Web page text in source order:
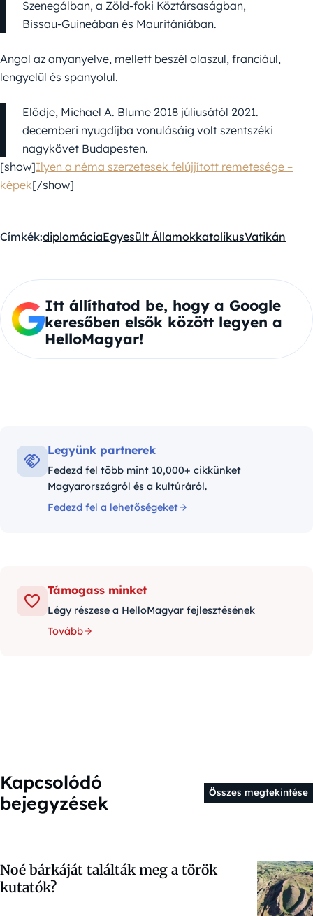
Szenegálban, a Zöld-foki Köztársaságban,
Bissau-Guineában és Mauritániában.
Angol az anyanyelve, mellett beszél olaszul, franciául,
lengyelül és spanyolul.
Elődje, Michael A. Blume 2018 júliusától 2021.
decemberi nyugdíjba vonulásáig volt szentszéki
nagykövet Budapesten.
[show]Ilyen a néma szerzetesek felújjított remetesége –
képek[/show]
Címkék:diplomáciaEgyesült ÁllamokkatolikusVatikán
Itt állíthatod be, hogy a Google
keresőben elsők között legyen a
HelloMagyar!
Legyünk partnerek
Fedezd fel több mint 10,000+ cikkünket
Magyarországról és a kultúráról.
Fedezd fel a lehetőségeket
Támogass minket
Légy részese a HelloMagyar fejlesztésének
Tovább
Kapcsolódó
bejegyzések
Összes megtekintése
Noé bárkáját találták meg a török
kutatók?